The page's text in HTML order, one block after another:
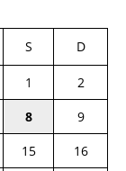
S D
1
2
8
9
15
16